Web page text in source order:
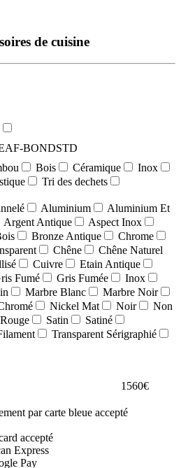
BONDSTD
de cuisine
Bois Céramique
Inox
Tri des dechets
Aluminium
Aluminium Et
Argent Antique
Aspect Inox
Bronze Antique
Chrome
Chêne
Chêne Naturel
Cuivre
Etain Antique
Fumé Gris Fumée
Inox
Marbre Blanc
Marbre Noir
Nickel Mat Noir
Non
Rouge Satin
Satiné
Transparent Sérigraphié
1560€